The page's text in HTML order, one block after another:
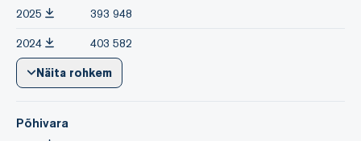
2025 393 948
2024 403 582
Näita rohkem
Põhivara